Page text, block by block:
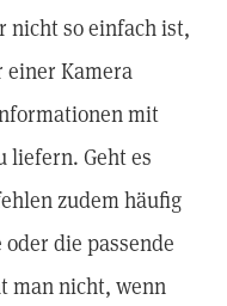
nicht so einfach ist,
einer Kamera
mit
liefern. Geht es
zudem häufig
die passende
man nicht, wenn